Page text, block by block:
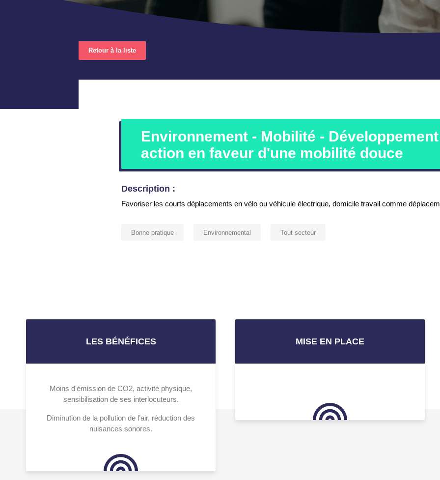
Retour à la liste
Environnement - Mobilité -
action en faveur d'une mobilité douce
Description :
Favoriser les courts déplacements en vélo ou véhicule électrique, domicile travail comme
Bonne pratique Environnemental Tout secteur
LES BÉNÉFICES
Moins d'émission de CO2, activité physique,
sensibilisation de ses interlocuteurs.
Diminution de la pollution de l’air, réduction des
nuisances sonores.
MISE EN PLACE